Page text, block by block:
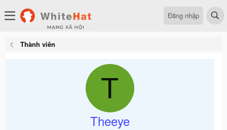
Đăng nhập
Thành viên
T
Theeye